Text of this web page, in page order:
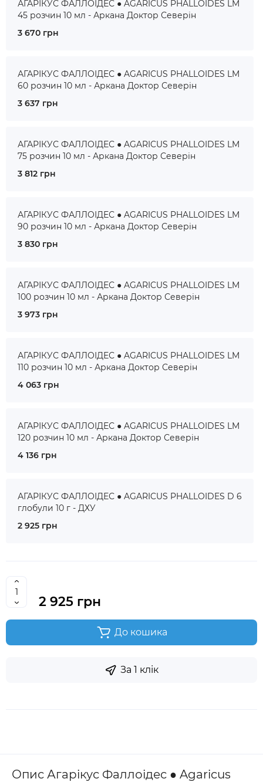
АГАРІКУС ФАЛЛОІДЕС ● AGARICUS PHALLOIDES LM
45 розчин 10 мл - Аркана Доктор Северін
3 670 грн
АГАРІКУС ФАЛЛОІДЕС ● AGARICUS PHALLOIDES LM
60 розчин 10 мл - Аркана Доктор Северін
3 637 грн
АГАРІКУС ФАЛЛОІДЕС ● AGARICUS PHALLOIDES LM
75 розчин 10 мл - Аркана Доктор Северін
3 812 грн
АГАРІКУС ФАЛЛОІДЕС ● AGARICUS PHALLOIDES LM
90 розчин 10 мл - Аркана Доктор Северін
3 830 грн
АГАРІКУС ФАЛЛОІДЕС ● AGARICUS PHALLOIDES LM
100 розчин 10 мл - Аркана Доктор Северін
3 973 грн
АГАРІКУС ФАЛЛОІДЕС ● AGARICUS PHALLOIDES LM
110 розчин 10 мл - Аркана Доктор Северін
4 063 грн
АГАРІКУС ФАЛЛОІДЕС ● AGARICUS PHALLOIDES LM
120 розчин 10 мл - Аркана Доктор Северін
4 136 грн
АГАРІКУС ФАЛЛОІДЕС ● AGARICUS PHALLOIDES D 6
глобули 10 г - ДХУ
2 925 грн
2 925 грн
До кошика
За 1 клік
Опис Агарікус Фаллоідес ● Agaricus